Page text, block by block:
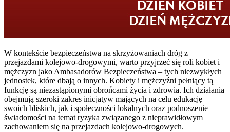
W kontekście bezpieczeństwa na skrzyżowaniach dróg z
przejazdami kolejowo-drogowymi, warto przyjrzeć się roli kobiet i
mężczyzn jako Ambasadorów Bezpieczeństwa – tych niezwykłych
jednostek, które dbają o innych. Kobiety i mężczyźni pełniący tą
funkcję są niezastąpionymi obrońcami życia i zdrowia. Ich działania
obejmują szeroki zakres inicjatyw mających na celu edukację
swoich bliskich, jak i społeczności lokalnych oraz podnoszenie
świadomości na temat ryzyka związanego z nieprawidłowym
zachowaniem się na przejazdach kolejowo-drogowych.